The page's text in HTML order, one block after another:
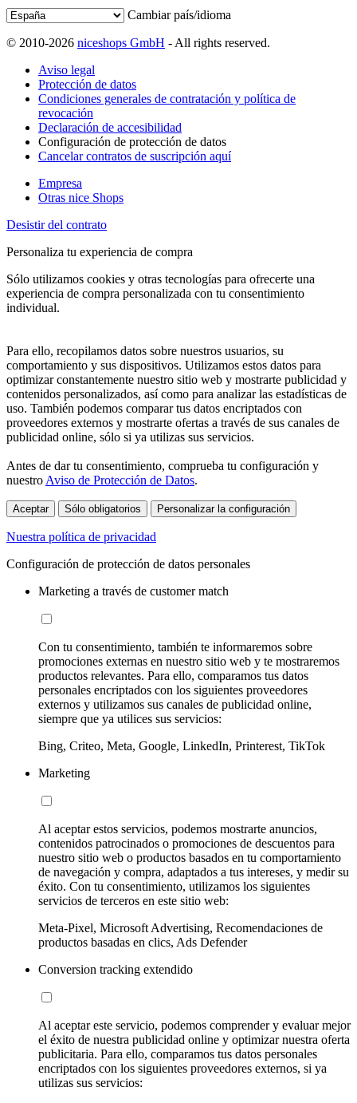
Cambiar país/idioma
© 2010-2026 niceshops GmbH - All rights reserved.
Aviso legal
Protección de datos
Condiciones generales de contratación y política de
revocación
Declaración de accesibilidad
Configuración de protección de datos
Cancelar contratos de suscripción aquí
Empresa
Otras nice Shops
Desistir del contrato
Personaliza tu experiencia de compra
Sólo utilizamos cookies y otras tecnologías para ofrecerte una
experiencia de compra personalizada con tu consentimiento
individual.
Para ello, recopilamos datos sobre nuestros usuarios, su
comportamiento y sus dispositivos. Utilizamos estos datos para
optimizar constantemente nuestro sitio web y mostrarte publicidad y
contenidos personalizados, así como para analizar las estadísticas de
uso. También podemos comparar tus datos encriptados con
proveedores externos y mostrarte ofertas a través de sus canales de
publicidad online, sólo si ya utilizas sus servicios.
Antes de dar tu consentimiento, comprueba tu configuración y
nuestro Aviso de Protección de Datos.
Aceptar Sólo obligatorios Personalizar la configuración
Nuestra política de privacidad
Configuración de protección de datos personales
Marketing a través de customer match
Con tu consentimiento, también te informaremos sobre
promociones externas en nuestro sitio web y te mostraremos
productos relevantes. Para ello, comparamos tus datos
personales encriptados con los siguientes proveedores
externos y utilizamos sus canales de publicidad online,
siempre que ya utilices sus servicios:
Bing, Criteo, Meta, Google, LinkedIn, Printerest, TikTok
Marketing
Al aceptar estos servicios, podemos mostrarte anuncios,
contenidos patrocinados o promociones de descuentos para
nuestro sitio web o productos basados en tu comportamiento
de navegación y compra, adaptados a tus intereses, y medir su
éxito. Con tu consentimiento, utilizamos los siguientes
servicios de terceros en este sitio web:
Meta-Pixel, Microsoft Advertising, Recomendaciones de
productos basadas en clics, Ads Defender
Conversion tracking extendido
Al aceptar este servicio, podemos comprender y evaluar mejor
el éxito de nuestra publicidad online y optimizar nuestra oferta
publicitaria. Para ello, comparamos tus datos personales
encriptados con los siguientes proveedores externos, si ya
utilizas sus servicios: